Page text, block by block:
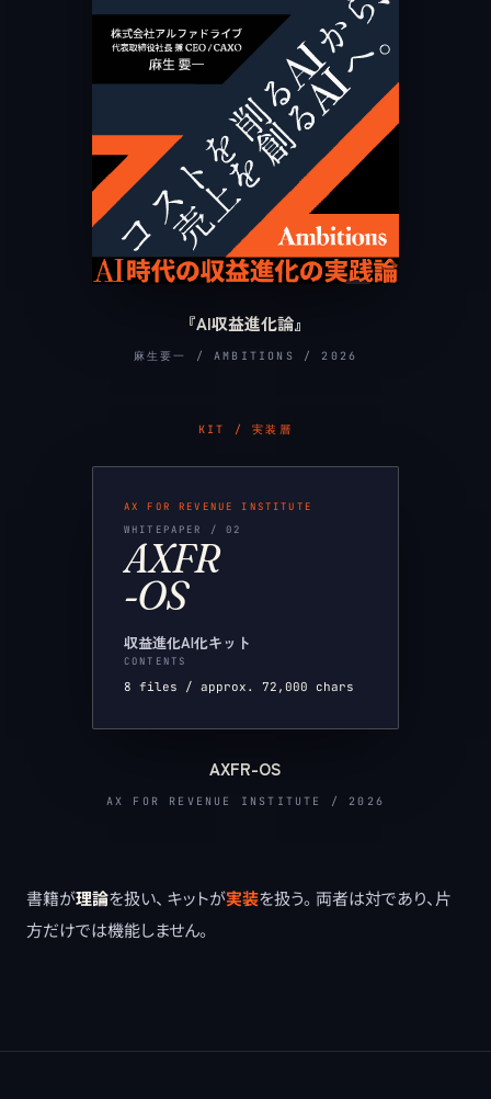
『AI収益進化論』
麻生要一 / AMBITIONS / 2026
KIT / 実装層
AX FOR REVENUE INSTITUTE
WHITEPAPER / 02
AXFR
-OS
収益進化AI化キット
CONTENTS
8 files / approx. 72,000 chars
AXFR-OS
AX FOR REVENUE INSTITUTE / 2026
書籍が理論を扱い、 キットが実装を扱う。 両者は対であり、片
方だけでは機能しません。